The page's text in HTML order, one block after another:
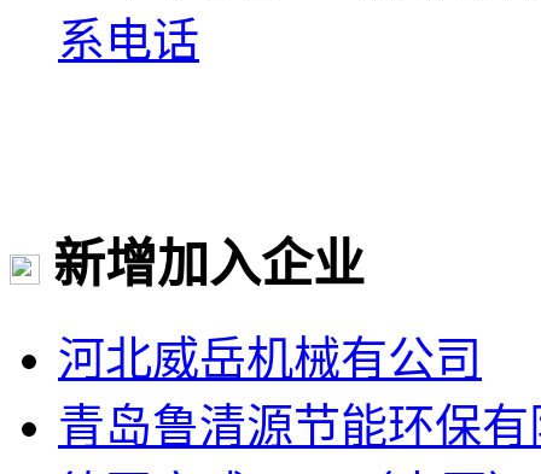
系电话
新增加入企业
河北威岳机械有公司
青岛鲁清源节能环保